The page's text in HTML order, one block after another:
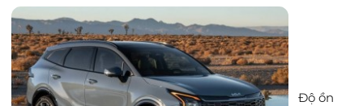
Độ ồn